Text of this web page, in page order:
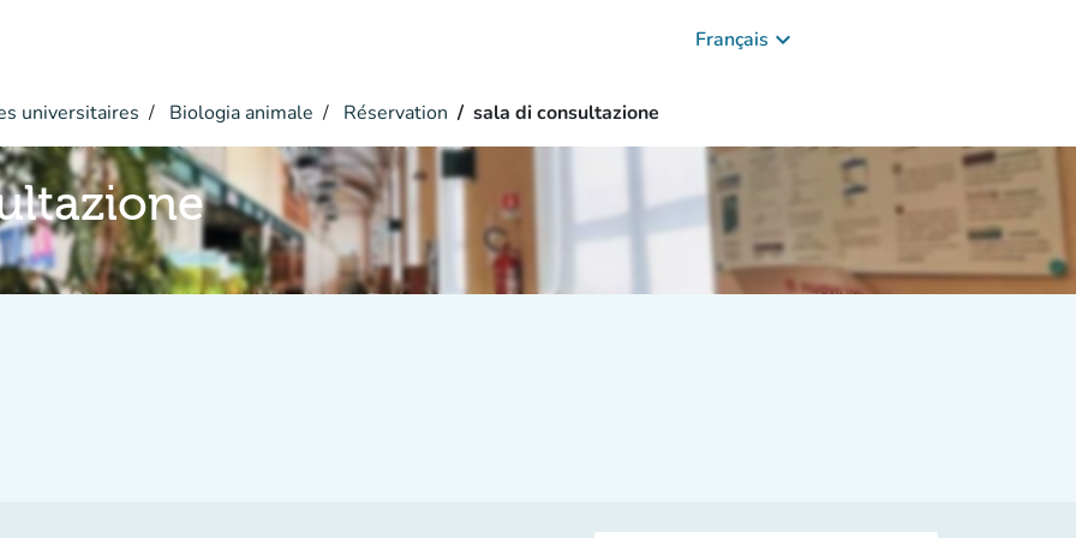
Français keyboard_arrow_down
universitaires Biologia animale Réservation sala di consultazione